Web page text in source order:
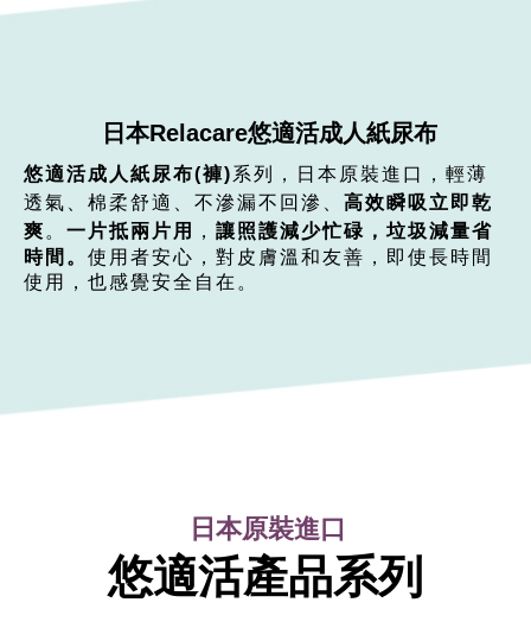
日本Relacare悠適活成人紙尿布
悠適活成人紙尿布(褲)系列，日本原裝進口，輕薄
透氣、棉柔舒適、不滲漏不回滲、 高效瞬吸立即乾
爽 。 一片抵兩片用 ， 讓照護減少忙碌，垃圾減量省
時間。 使用者安心，對皮膚溫和友善，即使長時間
使用，也感覺安全自在。
日本原裝進口
悠適活產品系列